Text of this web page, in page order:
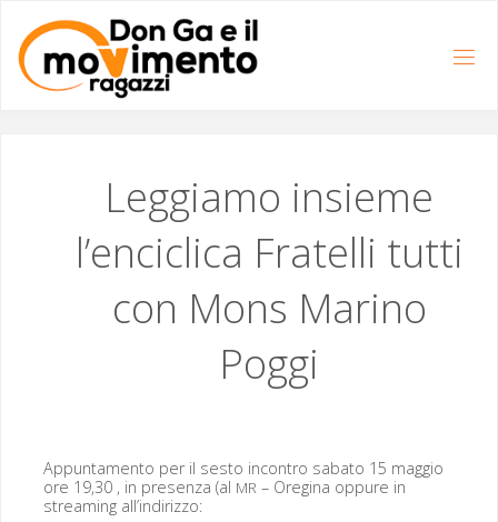
contenuto
Leggiamo insieme
l’enciclica Fratelli tutti
con Mons Marino
Poggi
Appun­ta­men­to per il ses­to incon­tro saba­to 15 mag­gio
ore 19,30 , in pre­sen­za (al MR– Oregi­na oppure in
stream­ing all’indirizzo: